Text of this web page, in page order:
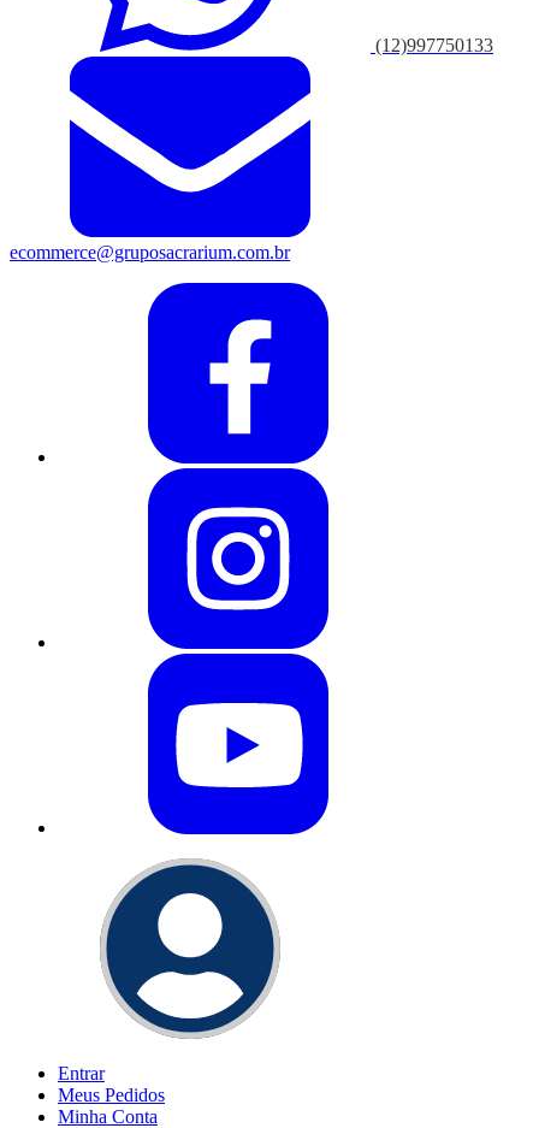
(12)997750133
ecommerce@gruposacrarium.com.br
Entrar
Meus Pedidos
Minha Conta